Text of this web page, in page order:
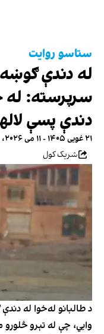
ستاسو روایت
له دندې
سرپرسته: له
دندې پسې
۲۱ غویی ۱۴۰۵ - ۱۱ می ۲۰۲۶، ۰۷:۰۰ GMT+۱
شریک کول
د طالبانو له‌خوا له
وایي، چې له تېرو څلورو